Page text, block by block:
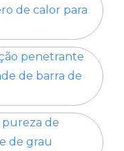
de calor para
penetrante
de barra de
de
de grau